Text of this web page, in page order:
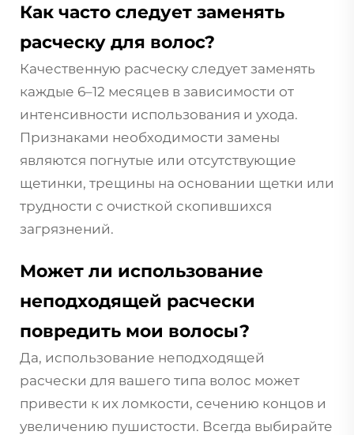
Как часто следует заменять
расческу для волос?
Качественную расческу следует заменять
каждые 6–12 месяцев в зависимости от
интенсивности использования и ухода.
Признаками необходимости замены
являются погнутые или отсутствующие
щетинки, трещины на основании щетки или
трудности с очисткой скопившихся
загрязнений.
Может ли использование
неподходящей расчески
повредить мои волосы?
Да, использование неподходящей
расчески для вашего типа волос может
привести к их ломкости, сечению концов и
увеличению пушистости. Всегда выбирайте